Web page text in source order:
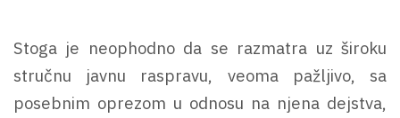
Stoga je neophodno da se razmatra uz široku
stručnu javnu raspravu, veoma pažljivo, sa
posebnim oprezom u odnosu na njena dejstva,